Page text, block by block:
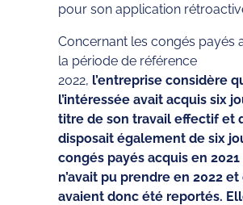
pour son application
Concernant les congés payés
la période de référence
2022, l’entreprise considère
l’intéressée avait acquis six
titre de son travail effectif et
disposait également de six
congés payés acquis en 2021
n’avait pu prendre en 2022 et
avaient donc été reportés.